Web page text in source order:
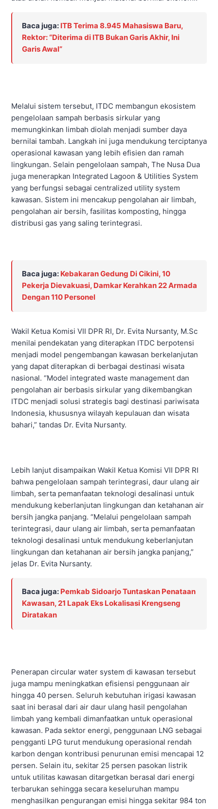
Baca juga: ITB Terima 8.945 Mahasiswa Baru,
Rektor: “Diterima di ITB Bukan Garis Akhir, Ini
Garis Awal”
Melalui sistem tersebut, ITDC membangun ekosistem
pengelolaan sampah berbasis sirkular yang
memungkinkan limbah diolah menjadi sumber daya
bernilai tambah. Langkah ini juga mendukung terciptanya
operasional kawasan yang lebih efisien dan ramah
lingkungan. Selain pengelolaan sampah, The Nusa Dua
juga menerapkan Integrated Lagoon & Utilities System
yang berfungsi sebagai centralized utility system
kawasan. Sistem ini mencakup pengolahan air limbah,
pengolahan air bersih, fasilitas komposting, hingga
distribusi gas yang saling terintegrasi.
Baca juga: Kebakaran Gedung Di Cikini, 10
Pekerja Dievakuasi, Damkar Kerahkan 22 Armada
Dengan 110 Personel
Wakil Ketua Komisi VII DPR RI, Dr. Evita Nursanty, M.Sc
menilai pendekatan yang diterapkan ITDC berpotensi
menjadi model pengembangan kawasan berkelanjutan
yang dapat diterapkan di berbagai destinasi wisata
nasional. “Model integrated waste management dan
pengolahan air berbasis sirkular yang dikembangkan
ITDC menjadi solusi strategis bagi destinasi pariwisata
Indonesia, khususnya wilayah kepulauan dan wisata
bahari,” tandas Dr. Evita Nursanty.
Lebih lanjut disampaikan Wakil Ketua Komisi VII DPR RI
bahwa pengelolaan sampah terintegrasi, daur ulang air
limbah, serta pemanfaatan teknologi desalinasi untuk
mendukung keberlanjutan lingkungan dan ketahanan air
bersih jangka panjang. “Melalui pengelolaan sampah
terintegrasi, daur ulang air limbah, serta pemanfaatan
teknologi desalinasi untuk mendukung keberlanjutan
lingkungan dan ketahanan air bersih jangka panjang,”
jelas Dr. Evita Nursanty.
Baca juga: Pemkab Sidoarjo Tuntaskan Penataan
Kawasan, 21 Lapak Eks Lokalisasi Krengseng
Diratakan
Penerapan circular water system di kawasan tersebut
juga mampu meningkatkan efisiensi penggunaan air
hingga 40 persen. Seluruh kebutuhan irigasi kawasan
saat ini berasal dari air daur ulang hasil pengolahan
limbah yang kembali dimanfaatkan untuk operasional
kawasan. Pada sektor energi, penggunaan LNG sebagai
pengganti LPG turut mendukung operasional rendah
karbon dengan kontribusi penurunan emisi mencapai 12
persen. Selain itu, sekitar 25 persen pasokan listrik
untuk utilitas kawasan ditargetkan berasal dari energi
terbarukan sehingga secara keseluruhan mampu
menghasilkan pengurangan emisi hingga sekitar 984 ton